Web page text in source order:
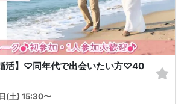
活】♡同年代で出会いたい方♡40
(土) 15:30〜